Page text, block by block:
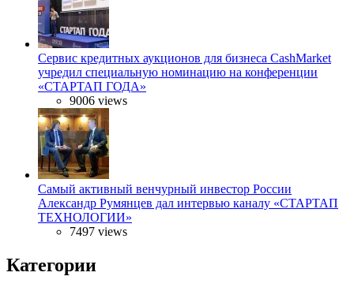
Сервис кредитных аукционов для бизнеса CashMarket
учредил специальную номинацию на конференции
«СТАРТАП ГОДА»
9006 views
Самый активный венчурный инвестор России
Александр Румянцев дал интервью каналу «СТАРТАП
ТЕХНОЛОГИИ»
7497 views
Категории